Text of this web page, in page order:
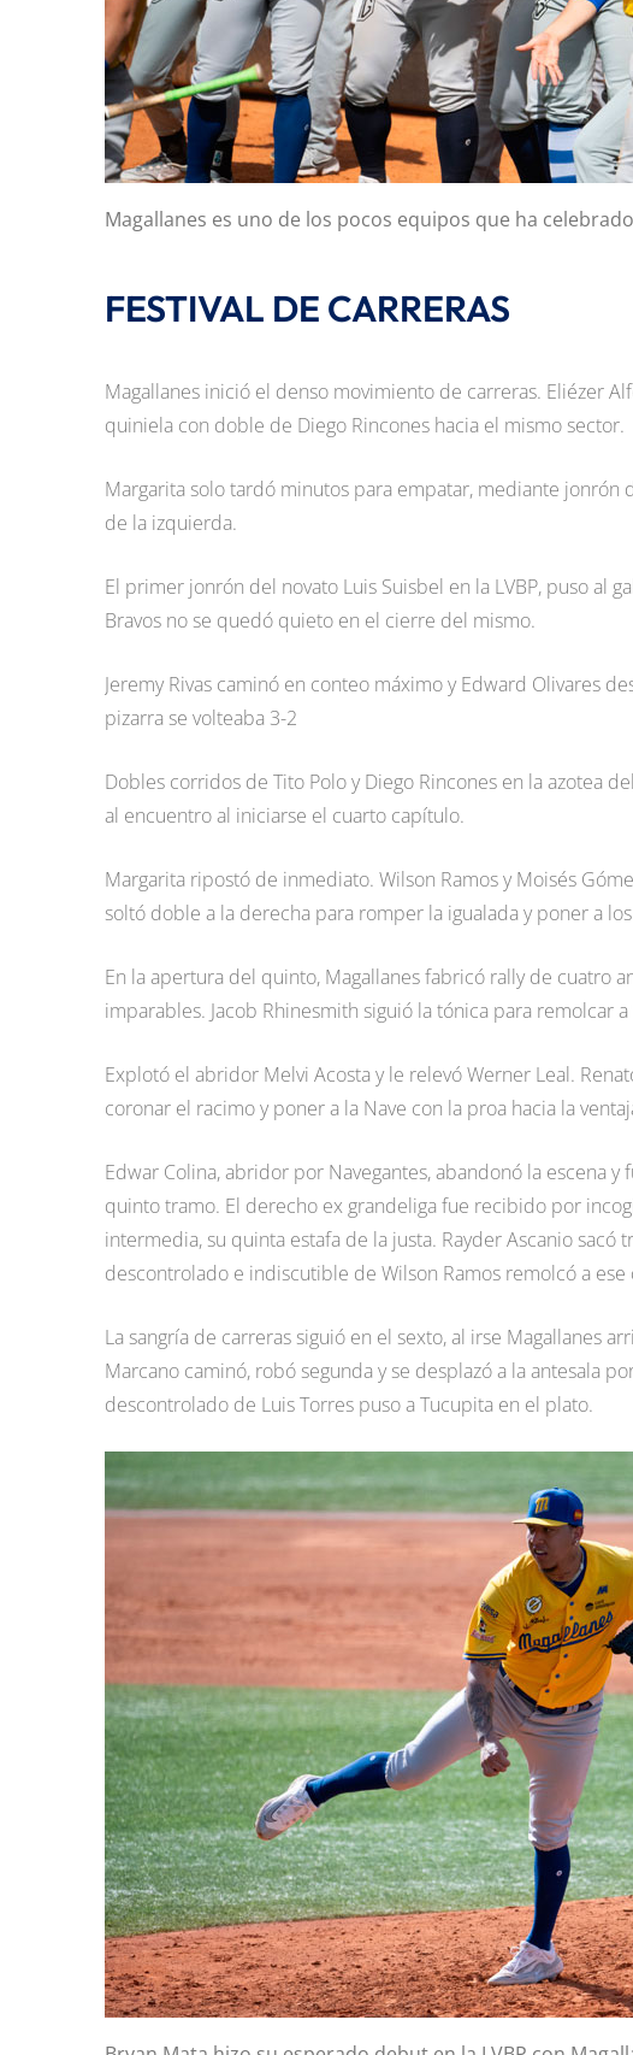
Magallanes es uno de los pocos equipos que ha
FESTIVAL DE CARRERAS
Magallanes inició el denso movimiento de carreras. Eliézer
quiniela con doble de Diego Rincones hacia el mismo sector.
Margarita solo tardó minutos para empatar, mediante
de la izquierda.
El primer jonrón del novato Luis Suisbel en la LVBP, puso al
Bravos no se quedó quieto en el cierre del mismo.
Jeremy Rivas caminó en conteo máximo y Edward Olivares
pizarra se volteaba 3-2
Dobles corridos de Tito Polo y Diego Rincones en la azotea
al encuentro al iniciarse el cuarto capítulo.
Margarita ripostó de inmediato. Wilson Ramos y Moisés
soltó doble a la derecha para romper la igualada y poner a
En la apertura del quinto, Magallanes fabricó rally de cuatro
imparables. Jacob Rhinesmith siguió la tónica para remolcar
Explotó el abridor Melvi Acosta y le relevó Werner Leal.
coronar el racimo y poner a la Nave con la proa hacia la
Edwar Colina, abridor por Navegantes, abandonó la escena
quinto tramo. El derecho ex grandeliga fue recibido por
intermedia, su quinta estafa de la justa. Rayder Ascanio
descontrolado e indiscutible de Wilson Ramos remolcó a ese
La sangría de carreras siguió en el sexto, al irse Magallanes
Marcano caminó, robó segunda y se desplazó a la antesala
descontrolado de Luis Torres puso a Tucupita en el plato.